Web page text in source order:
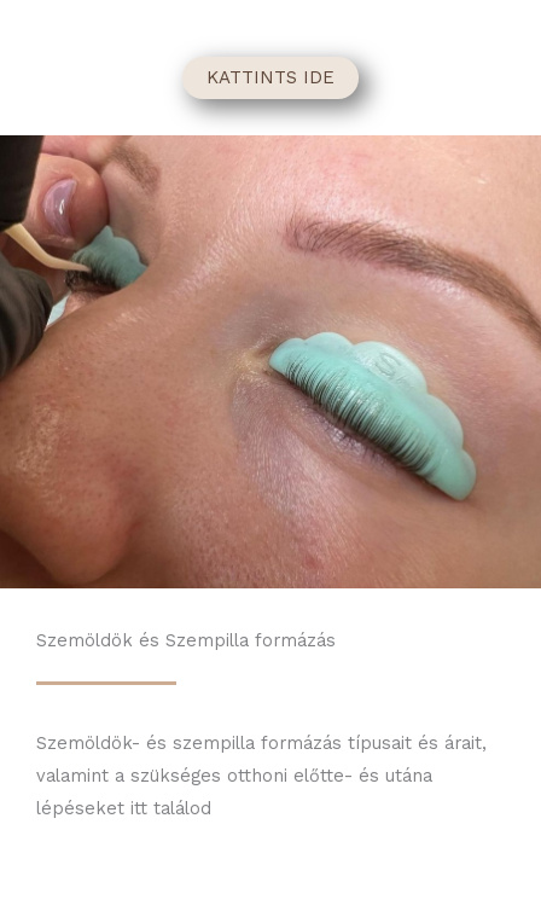
KATTINTS IDE
Szemöldök és Szempilla formázás
Szemöldök- és szempilla formázás típusait és árait,
valamint a szükséges otthoni előtte- és utána
lépéseket itt találod